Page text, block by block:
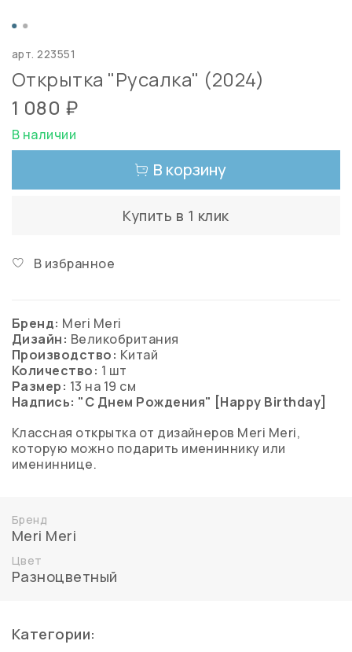
арт.223551
Открытка "Русалка" (2024)
1 080 ₽
В наличии
В корзину
Купить в 1 клик
В избранное
Бренд: Meri Meri
Дизайн: Великобритания
Производство: Китай
Количество: 1 шт
Размер: 13 на 19 см
Надпись: "С Днем Рождения" [Happy Birthday]
Классная открытка от дизайнеров Meri Meri,
которую можно подарить имениннику или
имениннице.
Бренд
Meri Meri
Цвет
Разноцветный
Категории: